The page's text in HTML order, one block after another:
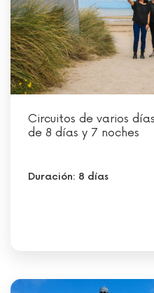
Circuitos de varios
de 8 días y 7 noches
Duración: 8 días